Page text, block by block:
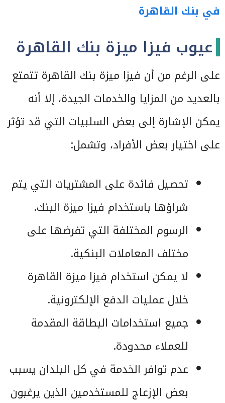
في بنك القاهرة
عيوب فيزا ميزة بنك القاهرة
على الرغم من أن فيزا ميزة بنك القاهرة تتمتع
بالعديد من المزايا والخدمات الجيدة، إلا أنه
يمكن الإشارة إلى بعض السلبيات التي قد تؤثر
على اختيار بعض الأفراد، وتشمل:
تحصيل فائدة على المشتريات التي يتم
شراؤها باستخدام فيزا ميزة البنك.
الرسوم المختلفة التي تفرضها على
مختلف المعاملات البنكية.
لا يمكن استخدام فيزا ميزة القاهرة
خلال عمليات الدفع الإلكترونية.
جميع استخدامات البطاقة المقدمة
للعملاء محدودة.
عدم توافر الخدمة في كل البلدان يسبب
بعض الإزعاج للمستخدمين الذين يرغبون